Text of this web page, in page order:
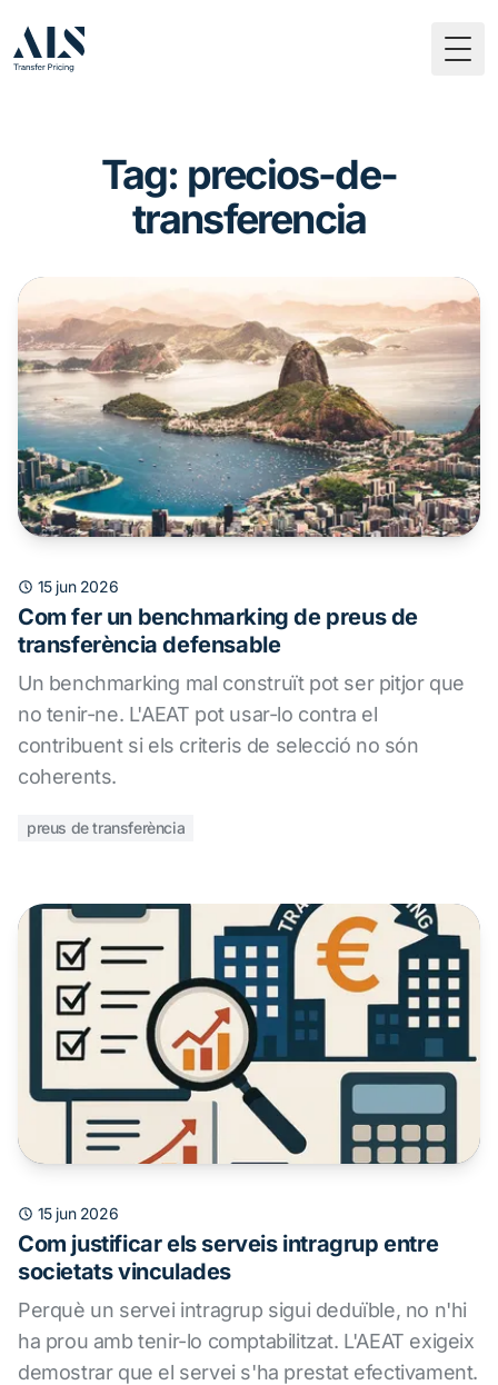
Tag: precios-de-
transferencia
15 jun 2026
Com fer un benchmarking de preus de
transferència defensable
Un benchmarking mal construït pot ser pitjor que
no tenir-ne. L'AEAT pot usar-lo contra el
contribuent si els criteris de selecció no són
coherents.
preus de transferència
15 jun 2026
Com justificar els serveis intragrup entre
societats vinculades
Perquè un servei intragrup sigui deduïble, no n'hi
ha prou amb tenir-lo comptabilitzat. L'AEAT exigeix
demostrar que el servei s'ha prestat efectivament.